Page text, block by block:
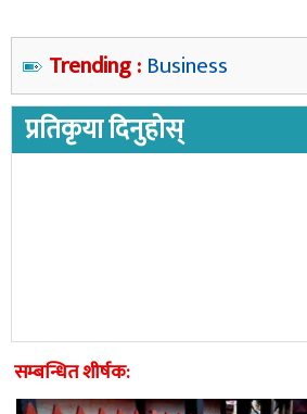
Trending : Business
प्रतिकृया दिनुहोस्
सम्बन्धित शीर्षक: